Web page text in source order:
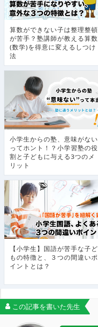
算数ができない子は整理整頓
が苦手？塾講師が教える算数
(数学)を得意に変えるしつけ
法
小学生からの塾、意味がない
ってホント！？小学習塾の役
割と子どもに与える3つのメ
リット
【小学生】国語が苦手な子ど
もの特徴と、３つの間違いポ
イントとは？
この記事を書いた先生